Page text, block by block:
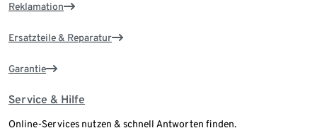
Reklamation
Ersatzteile & Reparatur
Garantie
Service & Hilfe
Online-Services nutzen & schnell Antworten finden.